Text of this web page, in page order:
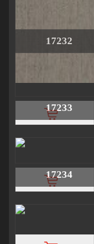
17232
17233
17234